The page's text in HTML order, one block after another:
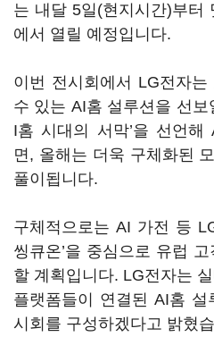
는 내달 5일(현지시간)부터
에서 열릴 예정입니다.
이번 전시회에서 LG전자
수 있는 AI홈 설루션을 선보
I홈 시대의 서막’을 선언
면, 올해는 더욱 구체화된
풀이됩니다.
구체적으로는 AI 가전 등
씽큐온’을 중심으로 유럽
할 계획입니다. LG전자는
플랫폼들이 연결된 AI홈
시회를 구성하겠다고 밝혔